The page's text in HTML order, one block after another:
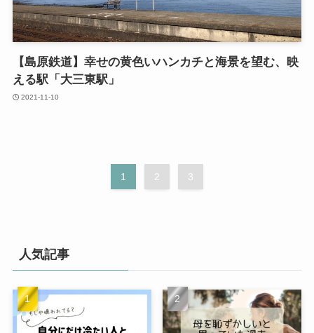
【島原鉄道】幸せの黄色いハンカチと海景を望む、映
える駅「大三東駅」
2021-11-10
1 2 3
人気記事